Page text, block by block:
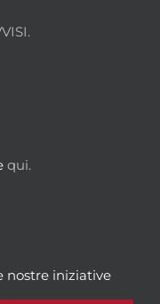
qui.
nostre iniziative